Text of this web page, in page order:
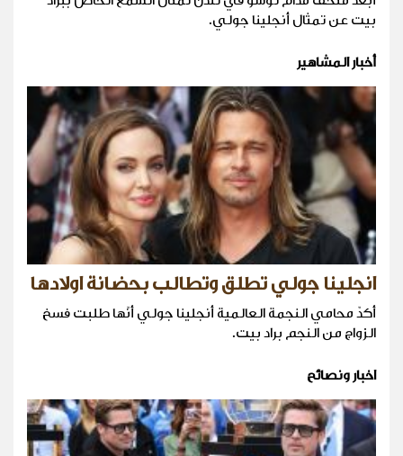
بيت عن تمثال أنجلينا جولي.
أخبار المشاهير
انجلينا جولي تطلق وتطالب بحضانة اولادها
أكدّ محامي النجمة العالمية أنجلينا جولي أنّها طلبت فسخ
الزواج من النجم براد بيت.
اخبار ونصائح